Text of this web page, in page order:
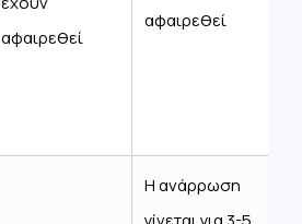
αφαιρεθεί
αφαιρεθεί
Η ανάρρωση